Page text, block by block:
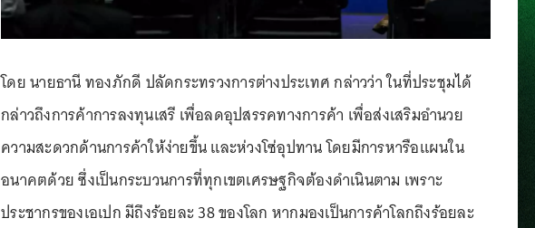
โดย นายธานี ทองภักดี ปลัดกระทรวงการต่างประเทศ กล่าวว่า ในที่ประชุมได้
กล่าวถึงการค้าการลงทุนเสรี เพื่อลดอุปสรรคทางการค้า เพื่อส่งเสริมอำนวย
ความสะดวกด้านการค้าให้ง่ายขึ้น และห่วงโซ่อุปทาน โดยมีการหารือแผนใน
อนาคตด้วย ซึ่งเป็นกระบวนการที่ทุกเขตเศรษฐกิจต้องดำเนินตาม เพราะ
ประชากรของเอเปก มีถึงร้อยละ 38 ของโลก หากมองเป็นการค้าโลกถึงร้อยละ